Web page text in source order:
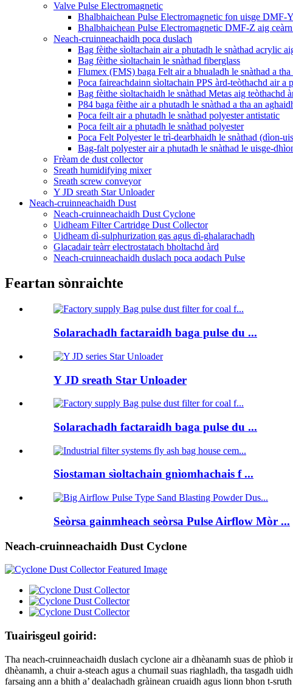
Valve Pulse Electromagnetic
Bhalbhaichean Pulse Electromagnetic fon uisge DMF-Y
Bhalbhaichean Pulse Electromagnetic DMF-Z aig
Neach-cruinneachaidh poca duslach
Bag fèithe sìoltachain air a phutadh le snàthad acrylic
Bag fèithe sìoltachain le snàthad fiberglass
Flumex (FMS) baga Felt air a bhualadh le snàthad a
Poca faireachdainn sìoltachain PPS àrd-teòthachd air a
Bag fèithe sìoltachaidh le snàthad Metas aig teòthachd
P84 baga fèithe air a phutadh le snàthad a tha an
Poca feilt air a phutadh le snàthad polyester antistatic
Poca feilt air a phutadh le snàthad polyester
Poca Felt Polyester le trì-dearbhaidh le snàthad (dìon-
Bag-falt polyester air a phutadh le snàthad le uisge-
Frèam de dust collector
Sreath humidifying mixer
Sreath screw conveyor
Y JD sreath Star Unloader
Neach-cruinneachaidh Dust
Neach-cruinneachaidh Dust Cyclone
Uidheam Filter Cartridge Dust Collector
Uidheam dì-sulphurization gas agus dì-ghalarachadh
Glacadair teàrr electrostatach bholtachd àrd
Neach-cruinneachaidh duslach poca aodach Pulse
Feartan sònraichte
Solarachadh factaraidh baga pulse du ...
Y JD sreath Star Unloader
Solarachadh factaraidh baga pulse du ...
Siostaman sìoltachain gnìomhachais f ...
Seòrsa gainmheach seòrsa Pulse Airflow Mòr ...
Neach-cruinneachaidh Dust Cyclone
Tuairisgeul goirid:
Tha neach-cruinneachaidh duslach cyclone air a dhèanamh suas de
dhèanamh, a chuir a-steach agus a chumail suas riaghladh, tha tasgadh
farsaing ann a bhith a’ dealachadh gràinean cruaidh agus lionn bhon t-